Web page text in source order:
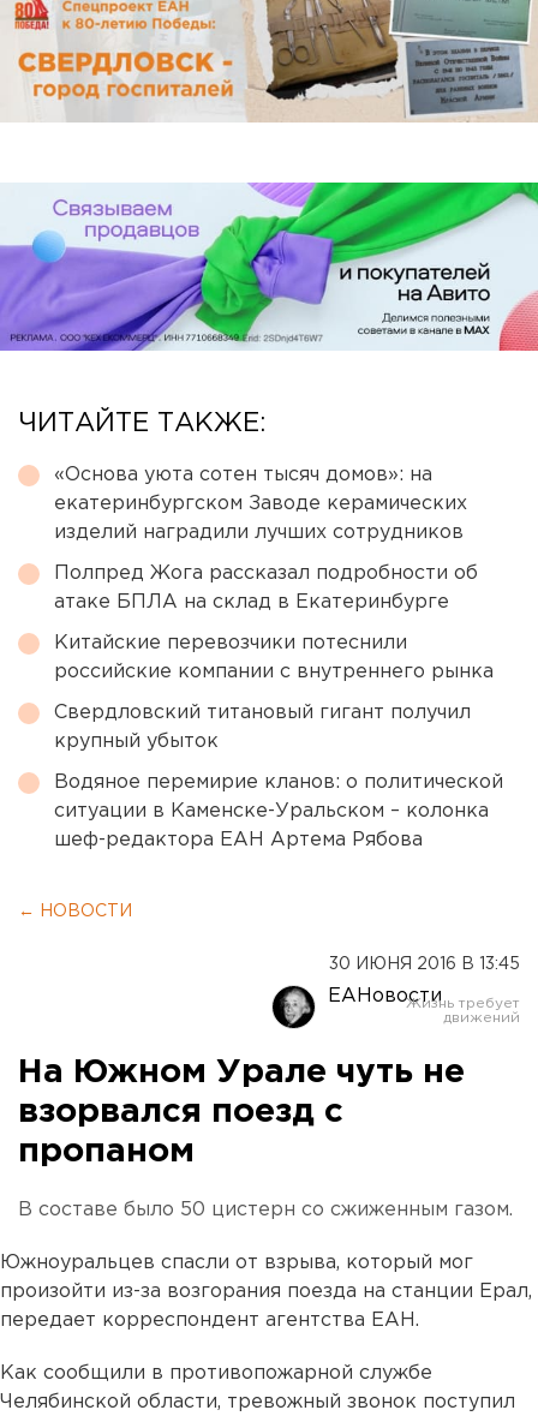
ЧИТАЙТЕ ТАКЖЕ:
«Основа уюта сотен тысяч домов»: на
екатеринбургском Заводе керамических
изделий наградили лучших сотрудников
Полпред Жога рассказал подробности об
атаке БПЛА на склад в Екатеринбурге
Китайские перевозчики потеснили
российские компании с внутреннего рынка
Свердловский титановый гигант получил
крупный убыток
Водяное перемирие кланов: о политической
ситуации в Каменске-Уральском – колонка
шеф-редактора ЕАН Артема Рябова
← НОВОСТИ
30 ИЮНЯ 2016 В 13:45
ЕАНовости
На Южном Урале чуть не
взорвался поезд с
пропаном
В составе было 50 цистерн со сжиженным газом.
Южноуральцев спасли от взрыва, который мог
произойти из-за возгорания поезда на станции Ерал,
передает корреспондент агентства ЕАН.
Как сообщили в противопожарной службе
Челябинской области, тревожный звонок поступил